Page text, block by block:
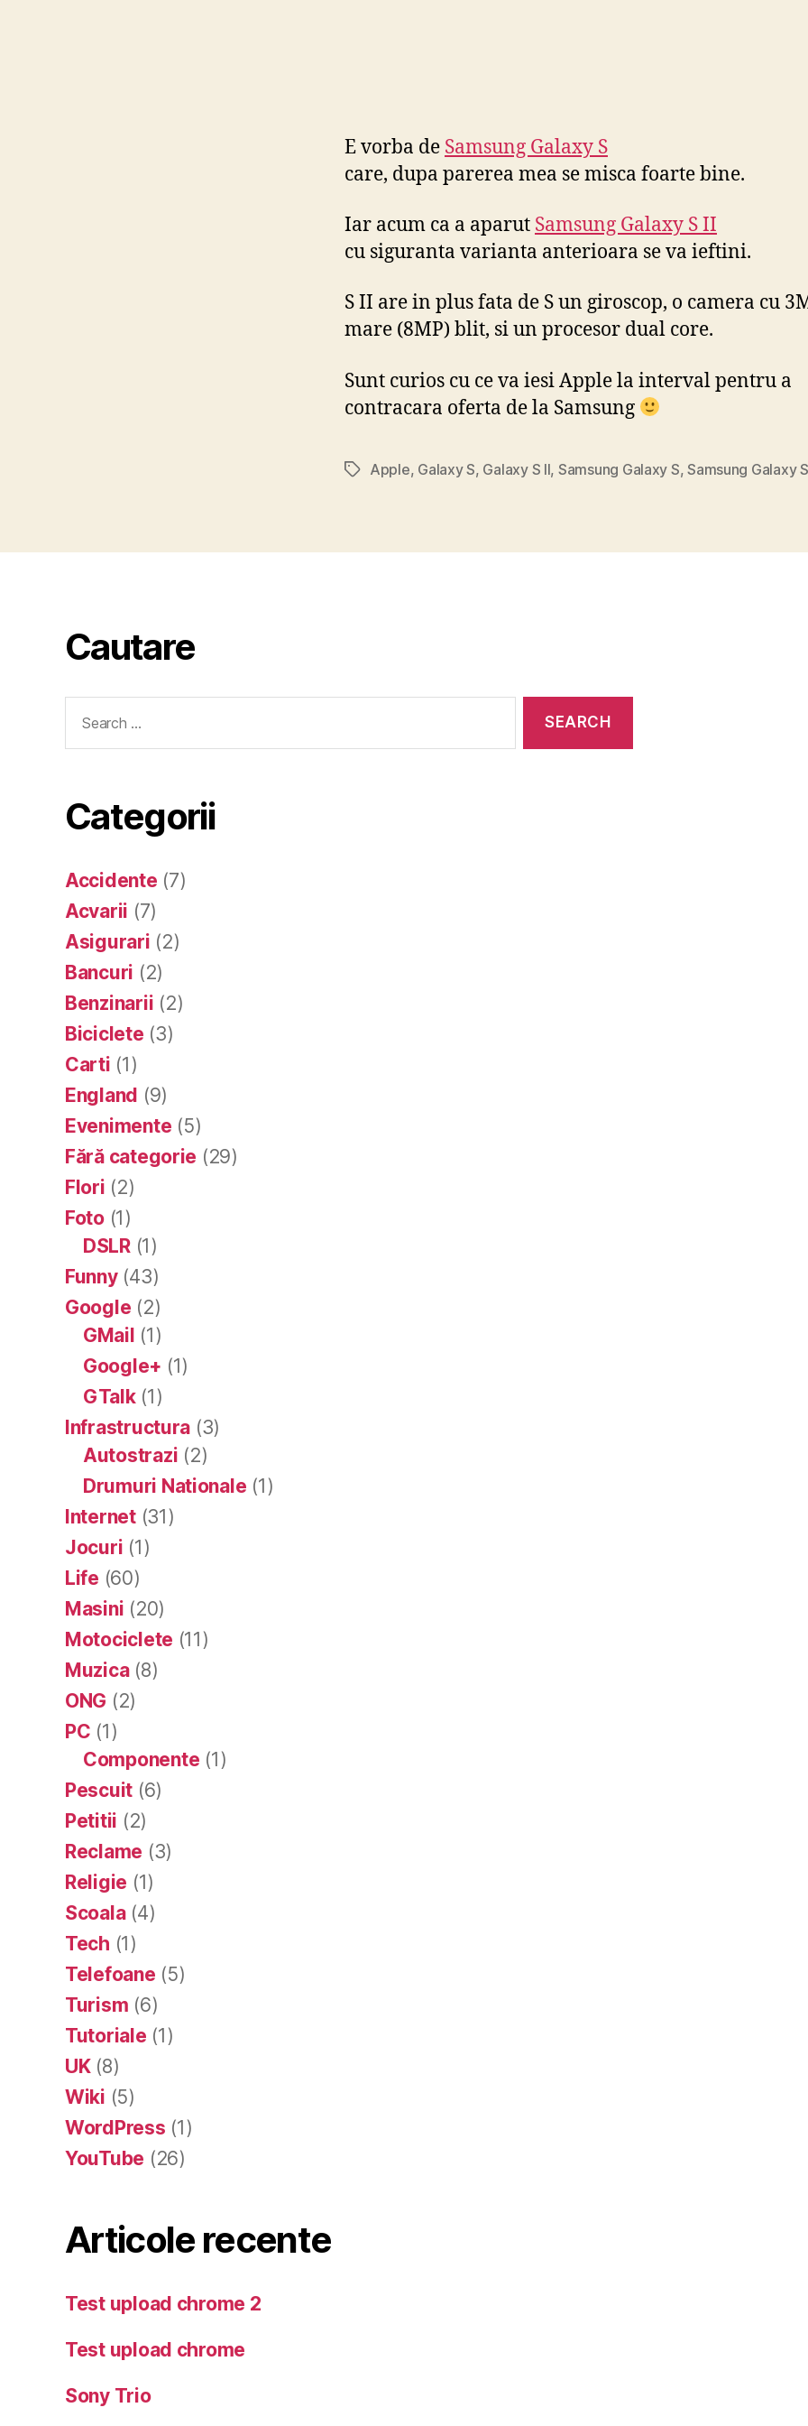
E vorba de Samsung Galaxy S
care, dupa parerea mea se misca foarte bine.
Iar acum ca a aparut Samsung Galaxy S II
cu siguranta varianta anterioara se va ieftini.
S II are in plus fata de S un giroscop, o camera cu
mare (8MP) blit, si un procesor dual core.
Sunt curios cu ce va iesi Apple la interval pentru a
contracara oferta de la Samsung
TagsApple, Galaxy S, Galaxy S II, Samsung Galaxy S,Samsung Galaxy
Cautare
for:
Categorii
Accidente (7)
Acvarii (7)
Asigurari (2)
Bancuri (2)
Benzinarii (2)
Biciclete (3)
Carti (1)
England (9)
Evenimente (5)
Fără categorie (29)
Flori (2)
Foto(1)
DSLR(1)
Funny(43)
Google (2)
GMail (1)
Google+ (1)
GTalk(1)
Infrastructura (3)
Autostrazi (2)
Drumuri Nationale (1)
Internet(31)
Jocuri (1)
Life (60)
Masini (20)
Motociclete (11)
Muzica(8)
ONG (2)
PC (1)
Componente (1)
Pescuit (6)
Petitii (2)
Reclame (3)
Religie (1)
Scoala(4)
Tech (1)
Telefoane (5)
Turism (6)
Tutoriale (1)
UK(8)
Wiki (5)
WordPress (1)
YouTube (26)
Articole recente
Test upload chrome 2
Test upload chrome
Sony Trio